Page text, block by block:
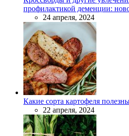
профилактикой деменции:
24 апреля, 2024
Какие сорта картофеля
22 апреля, 2024